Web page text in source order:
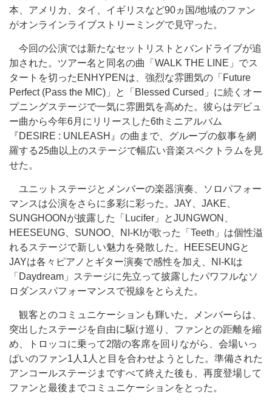
本、アメリカ、タイ、イギリスなど90ヵ国/地域のファン
がオンラインライブストリーミングで見守った。
今回の公演では新たなセットリストとバンドライブが追
加された。ツアー名と同名の曲「WALK THE LINE」でス
タートを切ったENHYPENは、強烈な雰囲気の「Future
Perfect (Pass the MIC)」と「Blessed Cursed」に続くオー
プニングステージで一気に雰囲気を高めた。彼らはデビュ
ー曲から今年6月にリリースした6thミニアルバム
『DESIRE : UNLEASH』の曲まで、グループの叙事を網
羅する25曲以上のステージで幅広い音楽スペクトラムを見
せた。
ユニットステージとメンバーの楽器演奏、ソロパフォー
マンスは公演をさらに多彩に彩った。JAY、JAKE、
SUNGHOONが披露した「Lucifer」とJUNGWON、
HEESEUNG、SUNOO、NI-KIが歌った「Teeth」は個性溢
れるステージで新しい魅力を発散した。HEESEUNGと
JAYは各々ピアノとギター演奏で感性を加え、NI-KIは
「Daydream」ステージに先立って披露したパワフルなソ
ロダンスパフォーマンスで視線をとらえた。
観客とのコミュニケーションも輝いた。メンバーらは、
突出したステージを自由に駆け巡り、ファンとの距離を縮
め、トロッコに乗って2階の客席を回りながら、会場いっ
ぱいのファン1人1人と目を合わせようとした。準備された
アンコールステージまですべて終えた後も、再度登場して
ファンと最後までコミュニケーションをとった。